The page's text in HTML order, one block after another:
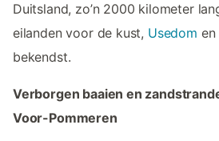
Duitsland, zo’n 2000 kilometer
eilanden voor de kust, Usedom en
bekendst.
Verborgen baaien en
Voor-Pommeren